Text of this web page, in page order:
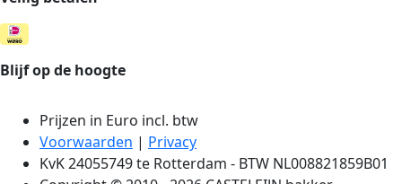
Blijf op de hoogte
Prijzen in Euro incl. btw
Voorwaarden | Privacy
KvK 24055749 te Rotterdam - BTW NL008821859B01